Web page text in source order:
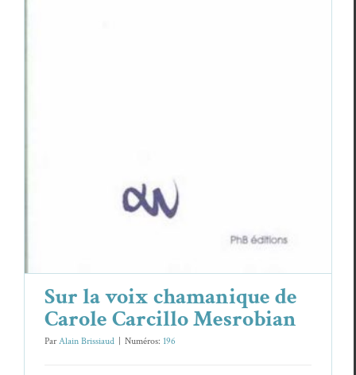
Sur la voix chamanique de
Carole Carcillo Mesrobian
ParAlain Brissiaud | Numéros: 196